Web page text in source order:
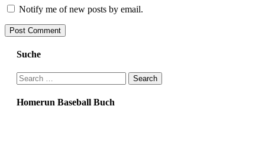
Notify me of new posts by email.
Suche
Search
for:
Homerun Baseball Buch